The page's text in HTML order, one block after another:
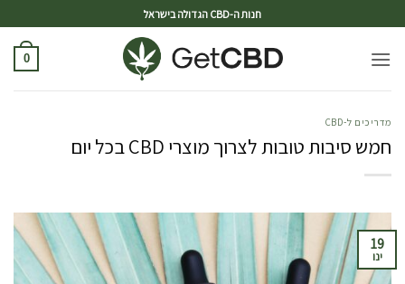
חנות ה-CBD הגדולה בישראל
0
מדריכים ל-CBD
חמש סיבות טובות לצרוך מוצרי CBD בכל יום
19
ינו